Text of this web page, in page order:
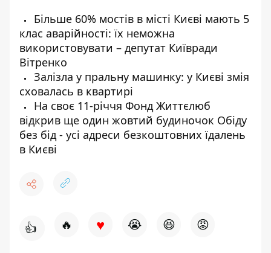
Більше 60% мостів в місті Києві мають 5
клас аварійності: їх неможна
використовувати – депутат Київради
Вітренко
Залізла у пральну машинку: у Києві змія
сховалась в квартирі
На своє 11-річчя Фонд Життєлюб
відкрив ще один жовтий будиночок Обіду
без бід - усі адреси безкоштовних їдалень
в Києві
👍 🔥 ♥ 😭 😆 😡